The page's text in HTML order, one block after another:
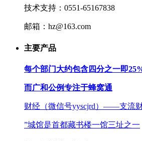
技术支持：0551-65167838
邮箱：hz@163.com
主要产品
每个部门大约包含四分之一即
而广和公例专注于蜂窝通
财经（微信号yyscjrd）——支流
”城馆是首都藏书楼一馆三址之一